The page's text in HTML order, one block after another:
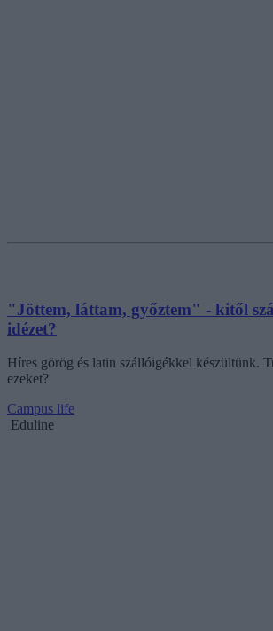
"Jöttem, láttam, győztem" - kitől
idézet?
Híres görög és latin szállóigékkel készültünk.
ezeket?
Campus life
Eduline